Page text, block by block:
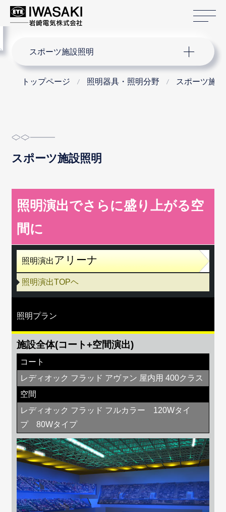
スポーツ施設照明
トップページ 照明器具・照明分野 スポーツ施
スポーツ施設照明
照明演出でさらに盛り上がる空
間に
照明演出 アリーナ
照明演出TOPヘ
照明プラン
施設全体(コート+空間演出)
コート
レディオック フラッド アヴァン 屋内用 400クラス
空間
レディオック フラッド フルカラー 120Wタイ
プ 80Wタイプ
menu